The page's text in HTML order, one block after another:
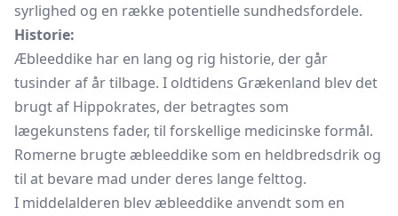
syrlighed og en række potentielle sundhedsfordele.
Historie:
Æbleeddike har en lang og rig historie, der går
tusinder af år tilbage. I oldtidens Grækenland blev det
brugt af Hippokrates, der betragtes som
lægekunstens fader, til forskellige medicinske formål.
Romerne brugte æbleeddike som en heldbredsdrik og
til at bevare mad under deres lange felttog.
I middelalderen blev æbleeddike anvendt som en